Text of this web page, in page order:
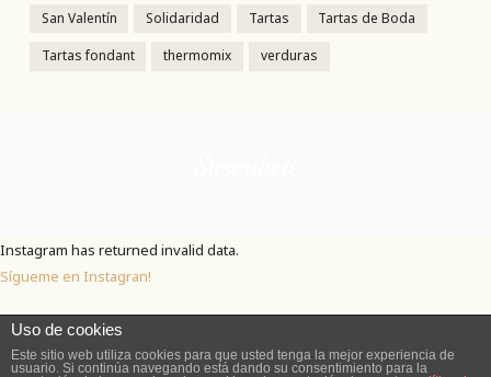
San Valentín Solidaridad Tartas Tartas de Boda
Tartas fondant thermomix verduras
Instagram has returned invalid data.
Sígueme en Instagran!
Uso de cookies
Este sitio web utiliza cookies para que usted tenga la mejor experiencia de
usuario. Si continúa navegando está dando su consentimiento para la